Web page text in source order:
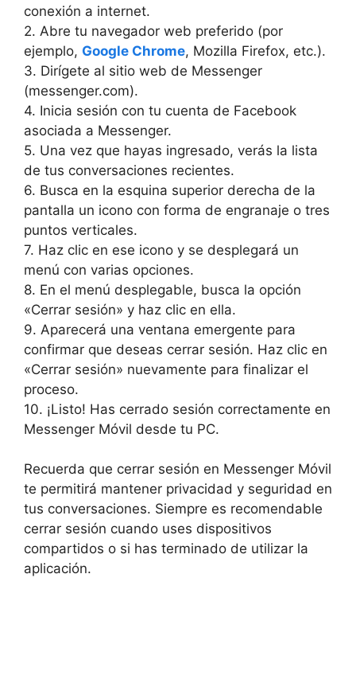
conexión a internet.
2. Abre tu navegador web preferido (por
⁢ejemplo, Google Chrome, Mozilla Firefox, etc.).
3. Dirígete al‌ sitio web de Messenger
(messenger.com).
4. Inicia sesión con tu ⁢cuenta de Facebook⁣
asociada a Messenger.
5. Una‍ vez que hayas ingresado,​ verás la⁤ lista
de tus conversaciones‍ recientes.
6. ⁢Busca en la esquina superior derecha de la
pantalla‌ un icono con⁣ forma de engranaje o tres​
puntos verticales.
7. Haz clic en ese icono y se desplegará un
menú ‍con varias opciones.
8. En el menú desplegable, busca la⁣ opción
«Cerrar sesión» y haz clic⁢ en ella.
9. Aparecerá una ventana emergente para
confirmar que deseas cerrar sesión. Haz ⁤clic en
«Cerrar sesión» nuevamente para finalizar el
proceso.
10. ¡Listo! Has cerrado sesión correctamente‌ en‌
Messenger Móvil ​desde tu ⁤PC.
Recuerda que cerrar ⁢sesión en Messenger Móvil
te ⁣permitirá ‍mantener privacidad y seguridad en
tus conversaciones. Siempre es recomendable
cerrar sesión cuando uses ⁣dispositivos
compartidos o ⁤si has terminado de utilizar la
aplicación.